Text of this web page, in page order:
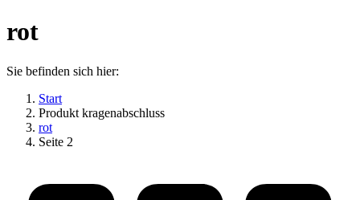
rot
Sie befinden sich hier:
Start
Produkt kragenabschluss
rot
Seite 2